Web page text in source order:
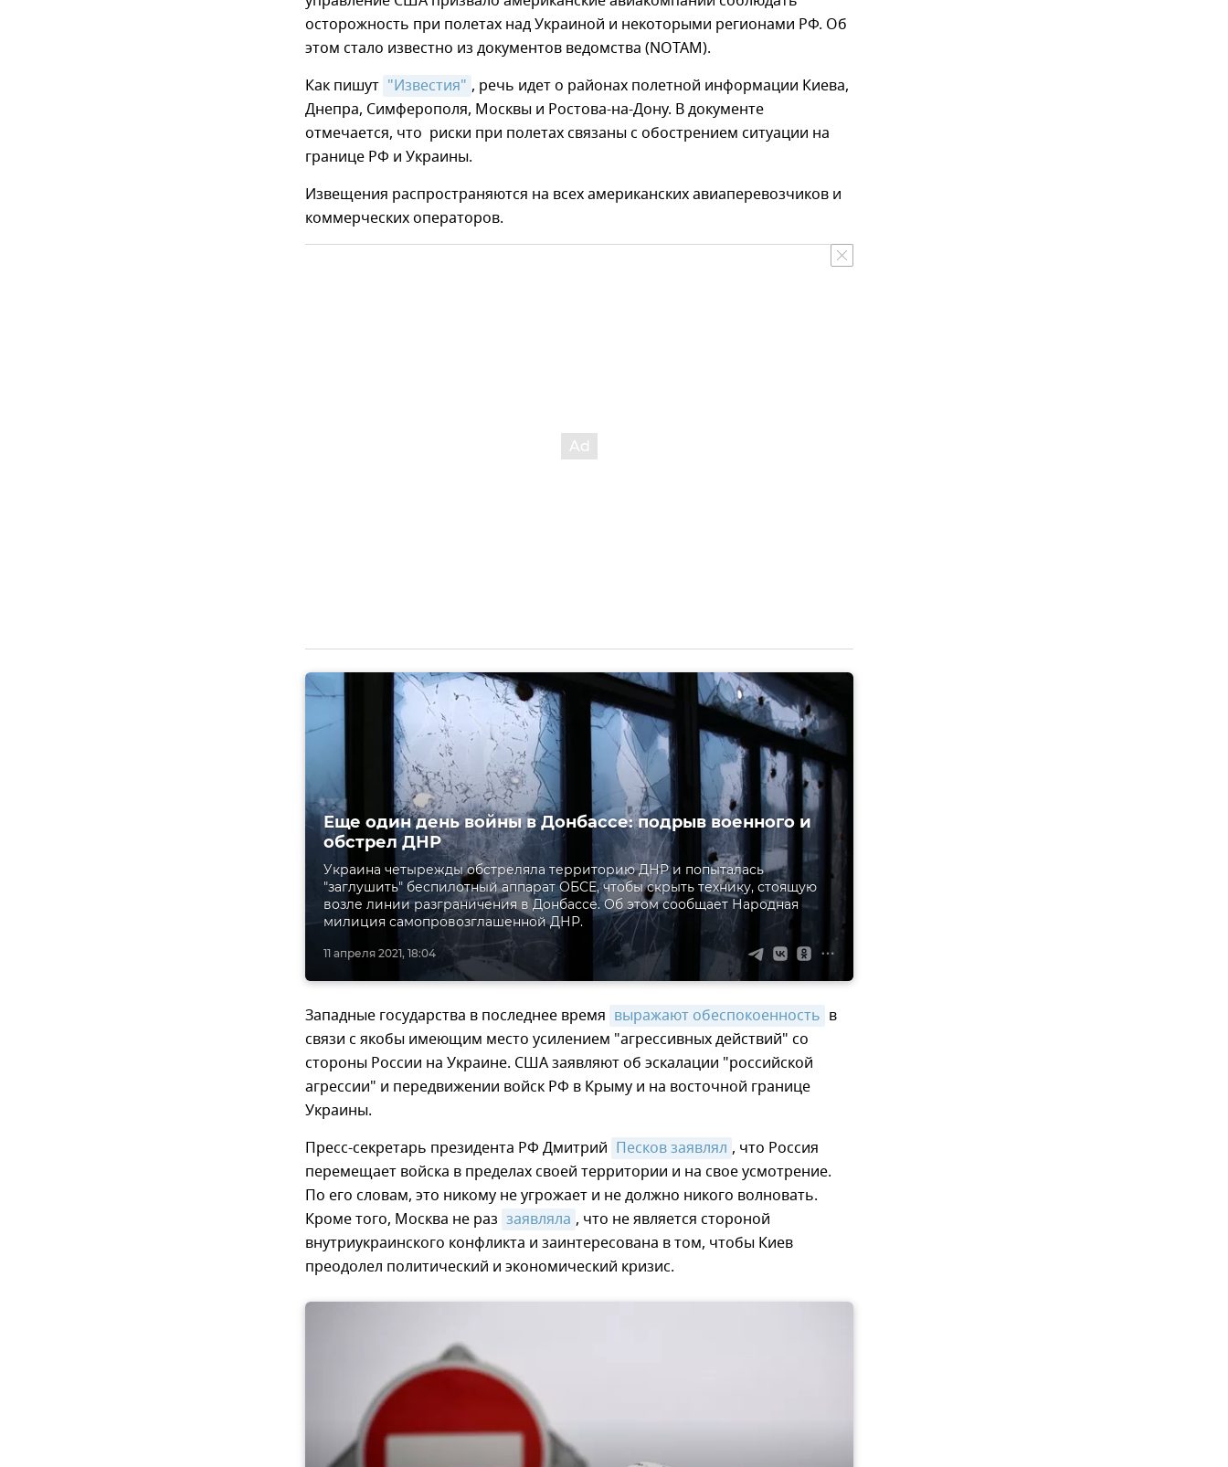
осторожность при полетах над Украиной и некоторыми регионами РФ. Об
этом стало известно из документов ведомства (NOTAM).
Как пишут "Известия" , речь идет о районах полетной информации Киева,
Днепра, Симферополя, Москвы и Ростова-на-Дону. В документе
отмечается, что риски при полетах связаны с обострением ситуации на
границе РФ и Украины.
Извещения распространяются на всех американских авиаперевозчиков и
коммерческих операторов.
11 апреля 2021, 18:04
Еще один день войны в Донбассе: подрыв военного и
обстрел ДНР
Украина четырежды обстреляла территорию ДНР и попыталась
"заглушить" беспилотный аппарат ОБСЕ, чтобы скрыть технику, стоящую
возле линии разграничения в Донбассе. Об этом сообщает Народная
милиция самопровозглашенной ДНР.
Западные государства в последнее время выражают обеспокоенность в
связи с якобы имеющим место усилением "агрессивных действий" со
стороны России на Украине. США заявляют об эскалации "российской
агрессии" и передвижении войск РФ в Крыму и на восточной границе
Украины.
Пресс-секретарь президента РФ Дмитрий Песков заявлял , что Россия
перемещает войска в пределах своей территории и на свое усмотрение.
По его словам, это никому не угрожает и не должно никого волновать.
Кроме того, Москва не раз заявляла , что не является стороной
внутриукраинского конфликта и заинтересована в том, чтобы Киев
преодолел политический и экономический кризис.